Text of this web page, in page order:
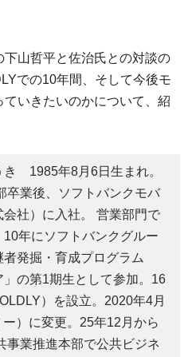
山哲平と佐治氏との対談の
での10年間、そして今後モ
いきたいのかについて、紹
き 1985年8月6日生まれ。
卒業後、ソフトバンクモバ
社）に入社。 営業部門で
年にソフトバンクグルー
発掘・育成プログラム
」の第1期生として参加。16
）を設立。2020年4月
）に変更。25年12月から
事業推進本部で公共ビジネ